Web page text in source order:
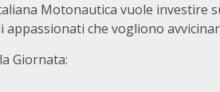
Motonautica vuole
che vogliono
Giornata: